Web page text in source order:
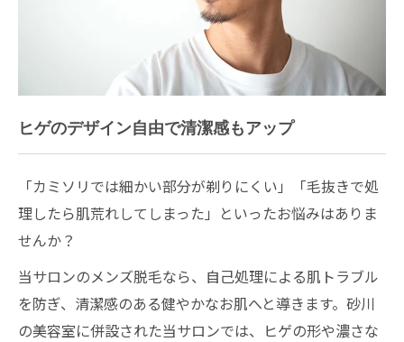
ヒゲのデザイン自由で清潔感もアップ
「カミソリでは細かい部分が剃りにくい」「毛抜きで処
理したら肌荒れしてしまった」といったお悩みはありま
せんか？
当サロンのメンズ脱毛なら、自己処理による肌トラブル
を防ぎ、清潔感のある健やかなお肌へと導きます。砂川
の美容室に併設された当サロンでは、ヒゲの形や濃さな